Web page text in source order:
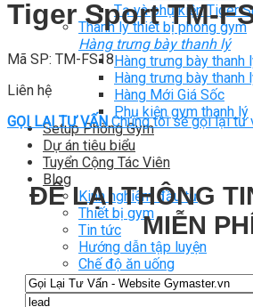
Tạ và phụ kiện Tiger
Thanh lý thiết bị phòng gym
Hàng trưng bày thanh lý
Hàng trưng bày thanh
Hàng trưng bày thanh
Hàng Mới Giá Sốc
Phụ kiện gym thanh lý
Setup Phòng Gym
Dự án tiêu biểu
Tuyển Cộng Tác Viên
Blog
Kinh nghiệm đầu tư
Thiết bị gym
Tin tức
Hướng dẫn tập luyện
Chế độ ăn uống
Liên Hệ
Tìm kiếm:
Tiger Sport TM-
Mã SP: TM-FS18
Liên hệ
GỌI LẠI TƯ VẤN Chúng tôi sẽ gọi lại tư
ĐỂ LẠI THÔNG
MIỄN